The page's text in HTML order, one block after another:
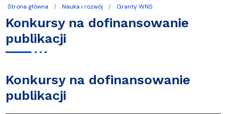
Strona główna Nauka i rozwój Granty WNS
Konkursy na dofinansowanie
publikacji
Konkursy na dofinansowanie
publikacji